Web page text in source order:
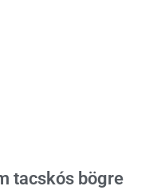
tacskós bögre